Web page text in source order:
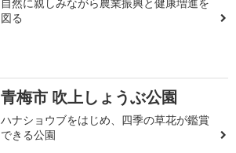
図る
青梅市 吹上しょうぶ公園
ハナショウブをはじめ、四季の草花が鑑賞
できる公園